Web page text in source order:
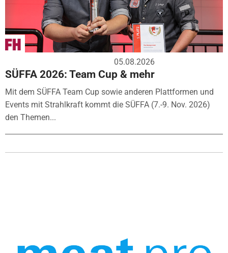
05.08.2026
SÜFFA 2026: Team Cup & mehr
Mit dem SÜFFA Team Cup sowie anderen Plattformen und
Events mit Strahlkraft kommt die SÜFFA (7.-9. Nov. 2026)
den Themen...